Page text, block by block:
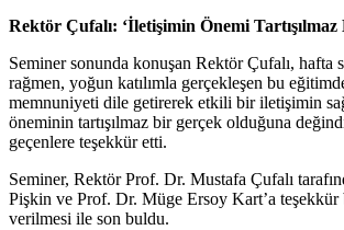
Rektör Çufalı: ‘İletişimin Önemi Tartışılmaz
Seminer sonunda konuşan Rektör Çufalı, hafta
rağmen, yoğun katılımla gerçekleşen bu
memnuniyeti dile getirerek etkili bir iletişimin
öneminin tartışılmaz bir gerçek olduğuna
geçenlere teşekkür etti.
Seminer, Rektör Prof. Dr. Mustafa Çufalı
Pişkin ve Prof. Dr. Müge Ersoy Kart’a teşekkür
verilmesi ile son buldu.